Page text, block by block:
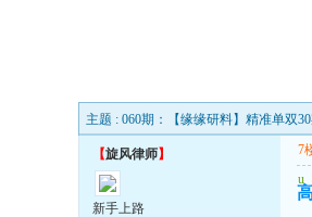
主题 : 060期：【缘缘研料】精准单双
【旋风律师】
新手上路
7
u